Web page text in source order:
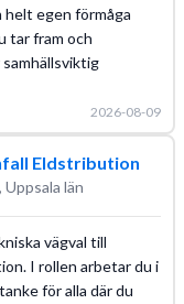
egen förmåga
tar fram och
2026-08-09
Eldstribution
län
vägval till
I rollen arbetar du i
för alla där du